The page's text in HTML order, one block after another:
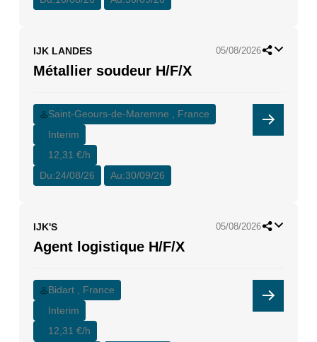
IJK LANDES 05/08/2026
Métallier soudeur H/F/X
Saint-Geours-de-Maremne , France
Interim
12,31 €/h
Du:24/08/26 Au:30/09/26
IJK'S 05/08/2026
Agent logistique H/F/X
Bidart , France
Interim
12,31 €/h